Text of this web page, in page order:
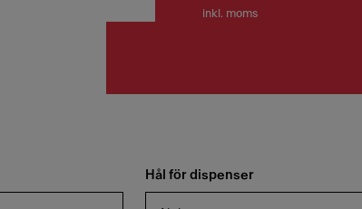
inkl. moms
Hål för dispenser